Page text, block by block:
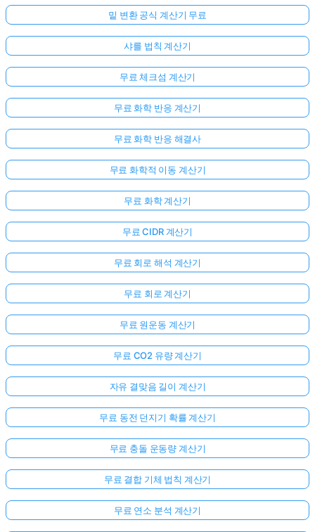
밑 변환 공식 계산기 무료
샤를 법칙 계산기
무료 체크섬 계산기
무료 화학 반응 계산기
무료 화학 반응 해결사
무료 화학적 이동 계산기
무료 화학 계산기
무료 CIDR 계산기
무료 회로 해석 계산기
무료 회로 계산기
무료 원운동 계산기
무료 CO2 유량 계산기
자유 결맞음 길이 계산기
무료 동전 던지기 확률 계산기
무료 충돌 운동량 계산기
무료 결합 기체 법칙 계산기
무료 연소 분석 계산기